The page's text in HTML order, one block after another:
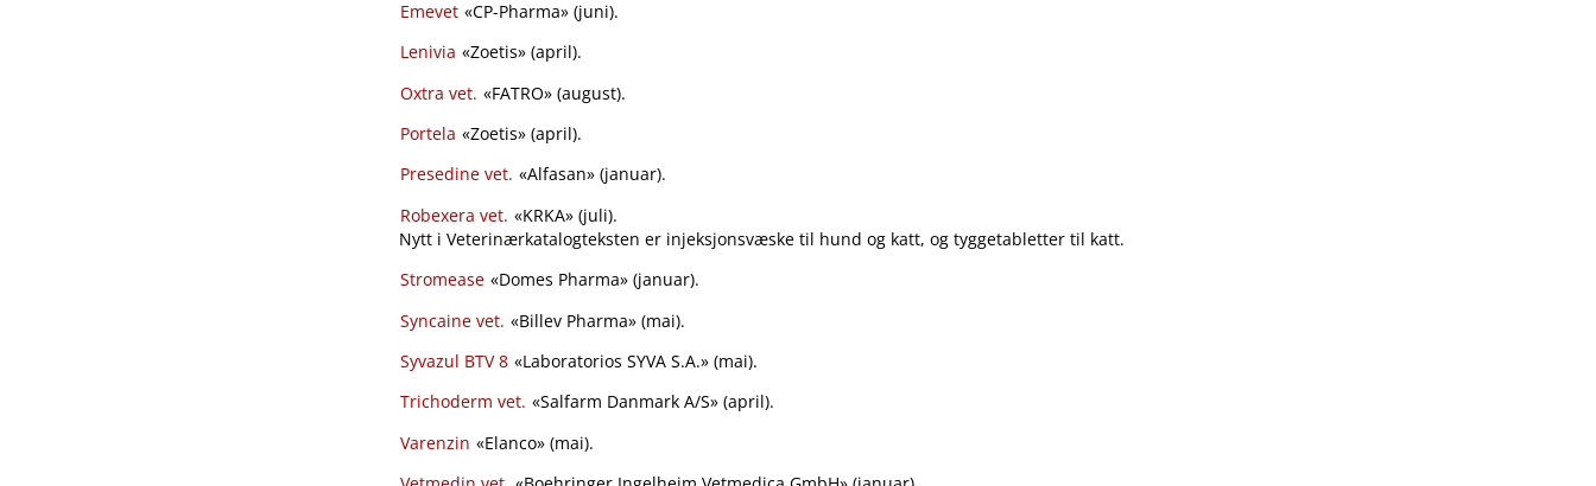
Emevet «CP-Pharma» (juni).
Lenivia «Zoetis» (april).
Oxtra vet. «FATRO» (august).
Portela «Zoetis» (april).
Presedine vet. «Alfasan» (januar).
Robexera vet. «KRKA» (juli).
Nytt i Veterinærkatalogteksten er injeksjonsvæske til hund og katt, og tyggetabletter til katt.
Stromease «Domes Pharma» (januar).
Syncaine vet. «Billev Pharma» (mai).
Syvazul BTV 8 «Laboratorios SYVA S.A.» (mai).
Trichoderm vet. «Salfarm Danmark A​/​S» (april).
Varenzin «Elanco» (mai).